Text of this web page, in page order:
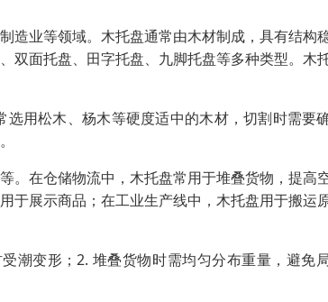
造业等领域。木托盘通常由木材制成，具有结构
双面托盘、田字托盘、九脚托盘等多种类型。木
用松木、杨木等硬度适中的木材，切割时需要
。在仓储物流中，木托盘常用于堆叠货物，提高
于展示商品；在工业生产线中，木托盘用于搬运
潮变形；2. 堆叠货物时需均匀分布重量，避免